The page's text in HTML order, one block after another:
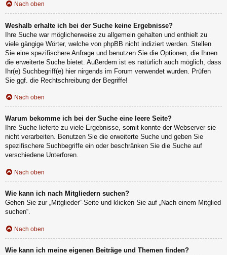
Nach oben
Weshalb erhalte ich bei der Suche keine Ergebnisse?
Ihre Suche war möglicherweise zu allgemein gehalten und enthielt zu
viele gängige Wörter, welche von phpBB nicht indiziert werden. Stellen
Sie eine spezifischere Anfrage und benutzen Sie die Optionen, die Ihnen
die erweiterte Suche bietet. Außerdem ist es natürlich auch möglich, dass
Ihr(e) Suchbegriff(e) hier nirgends im Forum verwendet wurden. Prüfen
Sie ggf. die Rechtschreibung der Begriffe!
Nach oben
Warum bekomme ich bei der Suche eine leere Seite?
Ihre Suche lieferte zu viele Ergebnisse, somit konnte der Webserver sie
nicht verarbeiten. Benutzen Sie die erweiterte Suche und geben Sie
spezifischere Suchbegriffe ein oder beschränken Sie die Suche auf
verschiedene Unterforen.
Nach oben
Wie kann ich nach Mitgliedern suchen?
Gehen Sie zur „Mitglieder“-Seite und klicken Sie auf „Nach einem Mitglied
suchen“.
Nach oben
Wie kann ich meine eigenen Beiträge und Themen finden?